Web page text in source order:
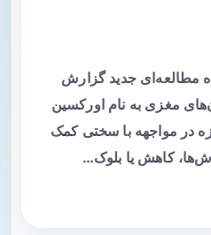
مطالعه‌ای جدید گزارش
مغزی به نام اورکسین
در مواجهه با سختی کمک
کاهش یا بلوک…